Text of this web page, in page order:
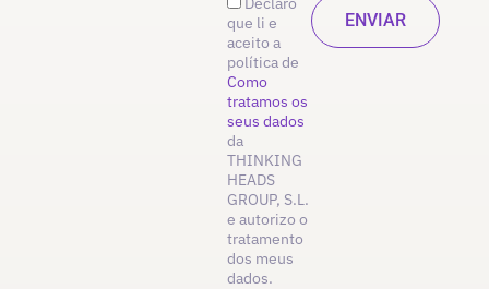
que li e
aceito a
política de
Como
tratamos os
seus dados
da
THINKING
HEADS
GROUP, S.L.
e autorizo o
tratamento
dos meus
dados.